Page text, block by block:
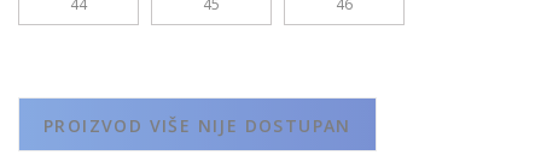
44 45 46
PROIZVOD VIŠE NIJE DOSTUPAN